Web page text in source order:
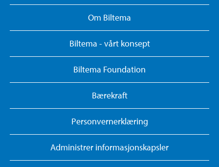
Om Biltema
Biltema - vårt konsept
Biltema Foundation
Bærekraft
Personvernerklæring
Administrer informasjonskapsler